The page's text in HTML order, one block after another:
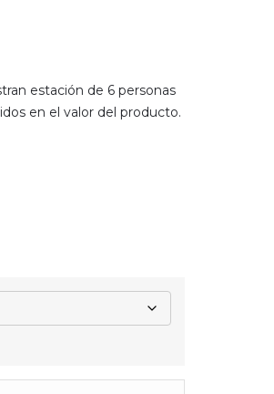
estación de 6 personas
en el valor del producto.